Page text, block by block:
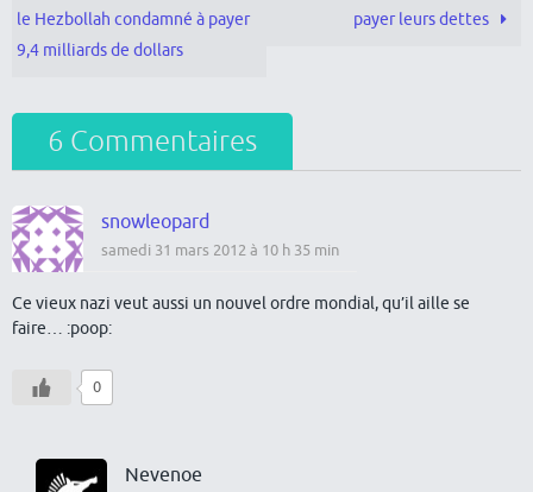
le Hezbollah condamné à payer
9,4 milliards de dollars
payer leurs dettes
6 Commentaires
snowleopard
samedi 31 mars 2012 à 10 h 35 min
Ce vieux nazi veut aussi un nouvel ordre mondial, qu’il aille se
faire… :poop:
0
Nevenoe